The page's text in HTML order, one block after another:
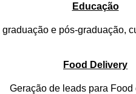
Educação
e pós-graduação,
Food Delivery
Geração de leads para Food